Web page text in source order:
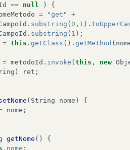
== null )
{
= "get"
+
. substring ( 0 , 1 ).
. substring ( 1 );
= this . getClass (). getMethod (
= metodoId . invoke ( this , new
) ret ;
( String nome )
{
nome ;
getNome ()
{
. nome ;